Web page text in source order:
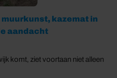
kazemat in
aandacht
komt, ziet voortaan niet alleen